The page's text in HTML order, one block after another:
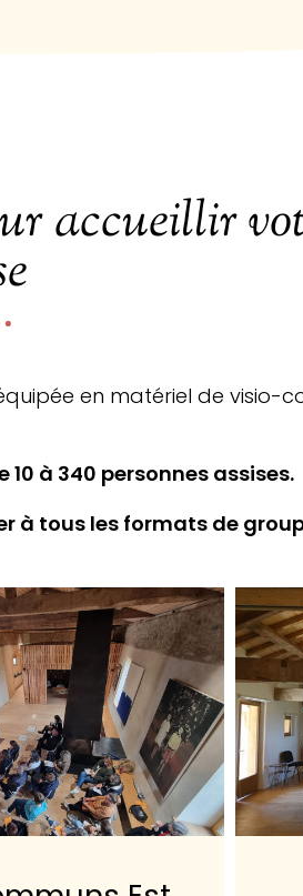
accueillir
en matériel de visio-
10 à 340 personnes assises.
à tous les formats de